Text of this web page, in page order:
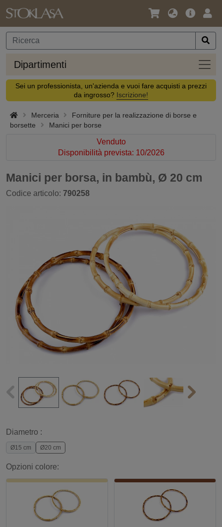
Lingua
Valuta
Offerta
Dipartimenti
Sei un professionista, un'azienda e vuoi fare acquisti a prezzi
da ingrosso? Iscrizione!
Merceria
Forniture per la realizzazione di borse e
borsette
Manici per borse
Venduto
Disponibilità prevista: 10/2026
Manici per borsa, in bambù, Ø 20 cm
Codice articolo: 790258
Diametro :
Ø15 cm Ø20 cm
Opzioni colore: